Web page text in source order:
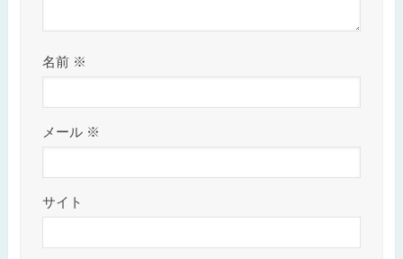
名前 ※
メール ※
サイト